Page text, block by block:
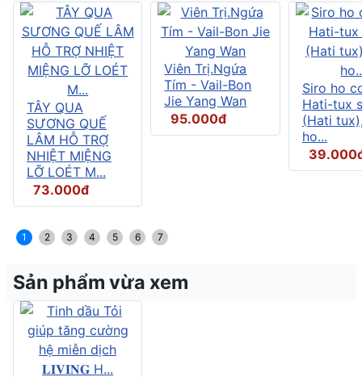
TÂY QUA
SƯƠNG QUẾ
LÂM HỖ TRỢ
NHIỆT MIỆNG
LỠ LOÉT M...
73.000đ
Viên Trị.Ngứa
Tím - Vail-Bon
Jie Yang Wan
95.000đ
Siro ho
Hati-tux
(Hati
ho...
1 2 3 4 5 6 7
Sản phẩm vừa xem